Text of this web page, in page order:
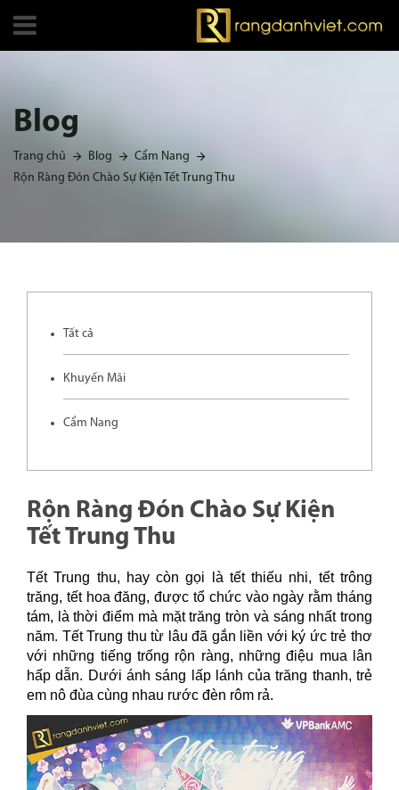
Blog
Trang chủ Blog
Cẩm Nang
Rộn Ràng Đón Chào Sự Kiện Tết Trung Thu
Tất cả
Khuyến Mãi
Cẩm Nang
Rộn Ràng Đón Chào Sự Kiện
Tết Trung Thu
Tết Trung thu, hay còn gọi là tết thiếu nhi, tết trông
trăng, tết hoa đăng, được tổ chức vào ngày rằm tháng
tám, là thời điểm mà mặt trăng tròn và sáng nhất trong
năm. Tết Trung thu từ lâu đã gắn liền với ký ức trẻ thơ
với những tiếng trống rộn ràng, những điệu mua lân
hấp dẫn. Dưới ánh sáng lấp lánh của trăng thanh, trẻ
em nô đùa cùng nhau rước đèn rôm rả.